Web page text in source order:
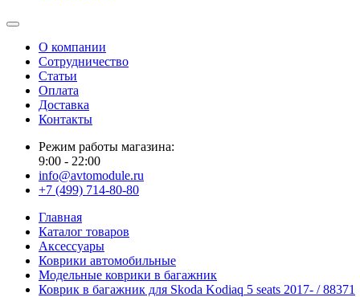
О компании
Сотрудничество
Статьи
Оплата
Доставка
Контакты
Режим работы магазина:
9:00 - 22:00
info@avtomodule.ru
+7 (499) 714-80-80
Главная
Каталог товаров
Аксессуары
Коврики автомобильные
Модельные коврики в багажник
Коврик в багажник для Skoda Kodiaq 5 seats 2017- / 88371